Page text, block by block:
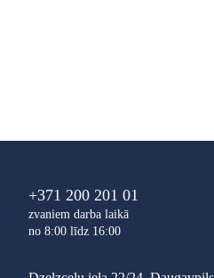
+371 200 201 01
zvaniem darba laikā
no 8:00 līdz 16:00